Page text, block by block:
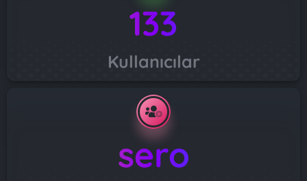
133
Kullanıcılar
sero